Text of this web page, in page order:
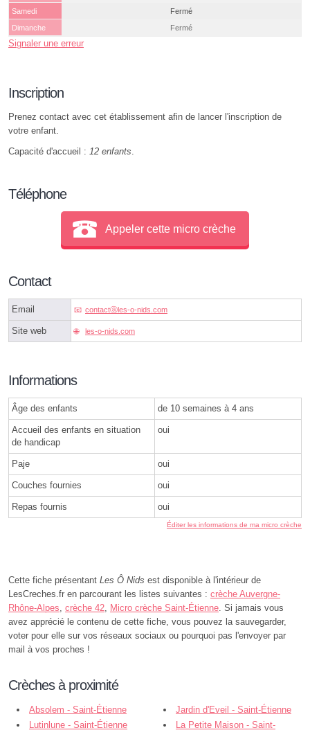
Samedi
Fermé
Dimanche
Fermé
Signaler une erreur
Inscription
Prenez contact avec cet établissement afin de lancer l'inscription de
votre enfant.
Capacité d'accueil : 12 enfants.
Téléphone
Appeler cette micro crèche
Contact
Email contactⓐles-o-nids.com
Site web les-o-nids.com
Informations
Âge des enfants de 10 semaines à 4 ans
Accueil des enfants en situation
de handicap
oui
Paje oui
Couches fournies oui
Repas fournis oui
Éditer les informations de ma micro crèche
Cette fiche présentant Les Ô Nids est disponible à l'intérieur de
LesCreches.fr en parcourant les listes suivantes : crèche Auvergne-
Rhône-Alpes, crèche 42, Micro crèche Saint-Étienne. Si jamais vous
avez apprécié le contenu de cette fiche, vous pouvez la sauvegarder,
voter pour elle sur vos réseaux sociaux ou pourquoi pas l'envoyer par
mail à vos proches !
Crèches à proximité
Absolem - Saint-Étienne
Jardin d'Eveil - Saint-Étienne
Lutinlune - Saint-Étienne
La Petite Maison - Saint-